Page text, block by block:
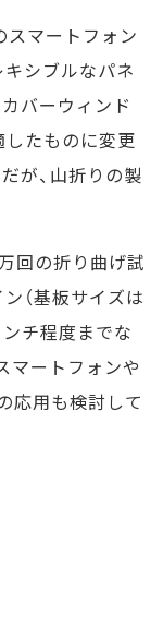
スマートフォン
キシブルなパネ
バーウィンド
たものに変更
が、山折りの製
回の折り曲げ試
（基板サイズは
チ程度までな
マートフォンや
応用も検討して